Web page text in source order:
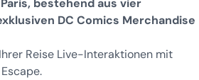
bestehend aus vier
DC Comics Merchandise
Reise Live-Interaktionen mit